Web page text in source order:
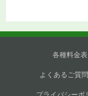
各種料金表
よくあるご質問